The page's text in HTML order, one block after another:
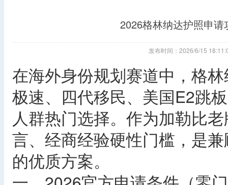
2026格林纳达护照申
发布时间：2026/6/15
在海外身份规划赛道中，格
极速、四代移民、美国E2跳
人群热门选择。作为加勒比
言、经商经验硬性门槛，是
的优质方案。